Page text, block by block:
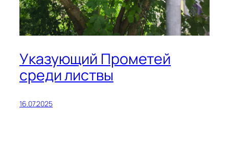
Указующий Прометей
среди листвы
16.07.2025